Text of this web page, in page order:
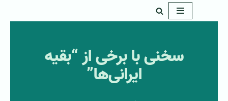
سخنی با برخی از “بقیه
ایرانی‌ها”